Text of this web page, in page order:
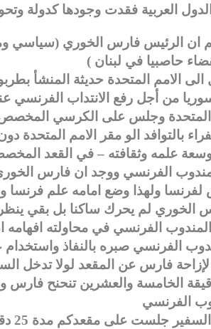
حاصبيا في لبنان )
الى الامم المتحدة حديثة المنشأ
من أجل رفع الانتداب الفرنسي
بالتوافد الو مقر الامم
الفرنسي ووجد ان فارس الخوري
ولهذا وضع امامه علم فرنسا
الفرنسي في محاولته
الفرنسي صبره بالنفاذ
الخامسة والعشرين تنحنح